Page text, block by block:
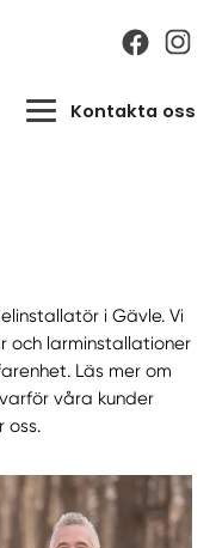
Kontakta oss
i Gävle. Vi
och larminstallationer
Läs mer om
våra kunder
oss.